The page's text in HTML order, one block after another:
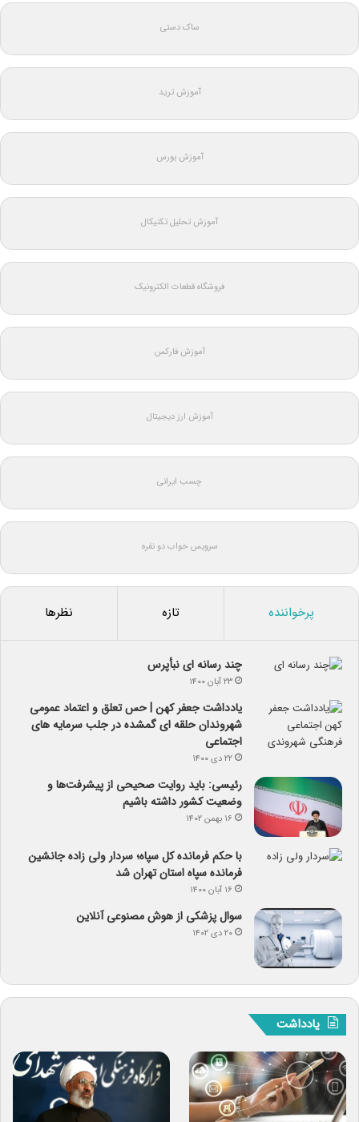
ساک دستی
آموزش ترید
آموزش بورس
آموزش تحلیل تکنیکال
فروشگاه قطعات الکترونیک
آموزش فارکس
آموزش ارز دیجیتال
چسب ایرانی
سرویس خواب دو نفره
پرخواننده تازه نظرها
چند رسانه ای نبأپرس
۲۳ آبان ۱۴۰۰
یادداشت جعفر کهن | حس تعلق و اعتماد عمومی
شهروندان حلقه ای گمشده در جلب سرمایه های
اجتماعی
۲۲ دی ۱۴۰۰
رئیسی: باید روایت صحیحی از پیشرفت‌ها و
وضعیت کشور داشته باشیم
۱۶ بهمن ۱۴۰۲
با حکم فرمانده کل سپاه؛ سردار ولی زاده جانشین
فرمانده سپاه استان تهران شد
۱۶ آبان ۱۴۰۰
سوال پزشکی از هوش مصنوعی آنلاین
۲۰ دی ۱۴۰۲
یادداشت